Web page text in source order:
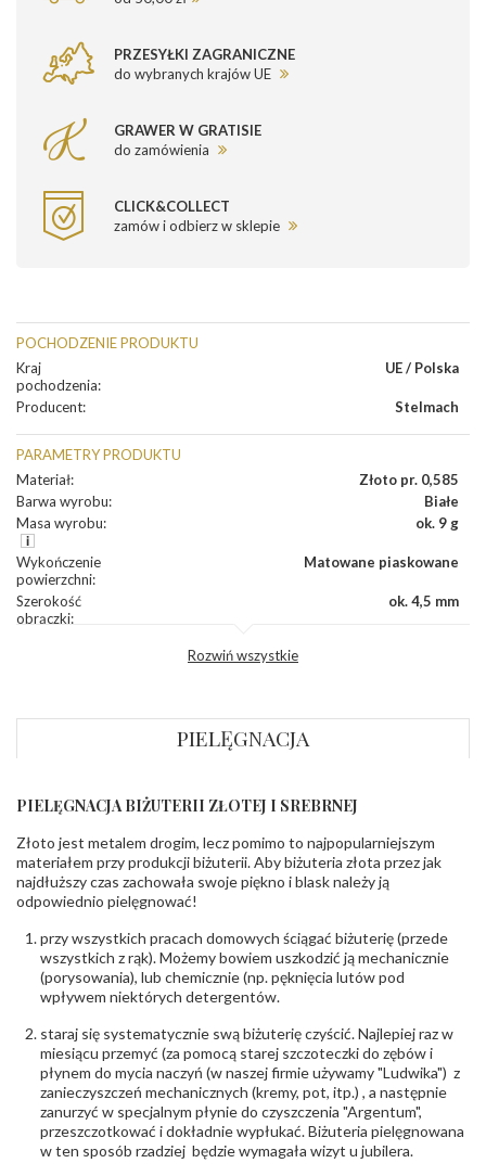
PRZESYŁKI ZAGRANICZNE
do wybranych krajów UE
GRAWER W GRATISIE
do zamówienia
CLICK&COLLECT
zamów i odbierz w sklepie
POCHODZENIE PRODUKTU
Kraj
pochodzenia:
UE / Polska
Producent: Stelmach
PARAMETRY PRODUKTU
Materiał:
Złoto pr. 0,585
Barwa wyrobu:
Białe
Masa wyrobu: ok. 9 g
Wykończenie
powierzchni:
Matowane piaskowane
Szerokość
obrączki:
ok. 4,5 mm
KAMIENIE
Rodzaje
kamieni:
Cyrkonia
Liczba kamieni:
Cyrkonia - 1 szt.
Szlif kamieni:
(łącznie)
INNE PARAMETRY
odpowiedzialny:
Opole; NIP 7542889545; Tel. +48 77 54 90 100;
biuro@stelmach.pl
Bezpieczeństwo
- rodzaj
ostrzeżenia:
Nie nadaje się dla dzieci w wieku poniżej 3 lat
,Elementy w wyrobie wykonane z białego złota
zawierają nikiel
Rozwiń wszystkie
PIELĘGNACJA
PIELĘGNACJA BIŻUTERII ZŁOTEJ I SREBRNEJ
Złoto jest metalem drogim, lecz pomimo to najpopularniejszym
materiałem przy produkcji biżuterii. Aby biżuteria złota przez jak
najdłuższy czas zachowała swoje piękno i blask należy ją
odpowiednio pielęgnować!
przy wszystkich pracach domowych ściągać biżuterię (przede
wszystkich z rąk). Możemy bowiem uszkodzić ją mechanicznie
(porysowania), lub chemicznie (np. pęknięcia lutów pod
wpływem niektórych detergentów.
staraj się systematycznie swą biżuterię czyścić. Najlepiej raz w
miesiącu przemyć (za pomocą starej szczoteczki do zębów i
płynem do mycia naczyń (w naszej firmie używamy "Ludwika") z
zanieczyszczeń mechanicznych (kremy, pot, itp.) , a następnie
zanurzyć w specjalnym płynie do czyszczenia "Argentum",
przeszczotkować i dokładnie wypłukać. Biżuteria pielęgnowana
w ten sposób rzadziej będzie wymagała wizyt u jubilera.